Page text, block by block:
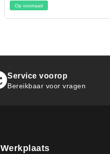
Op voorraad
Service voorop
Bereikbaar voor vragen
Werkplaats